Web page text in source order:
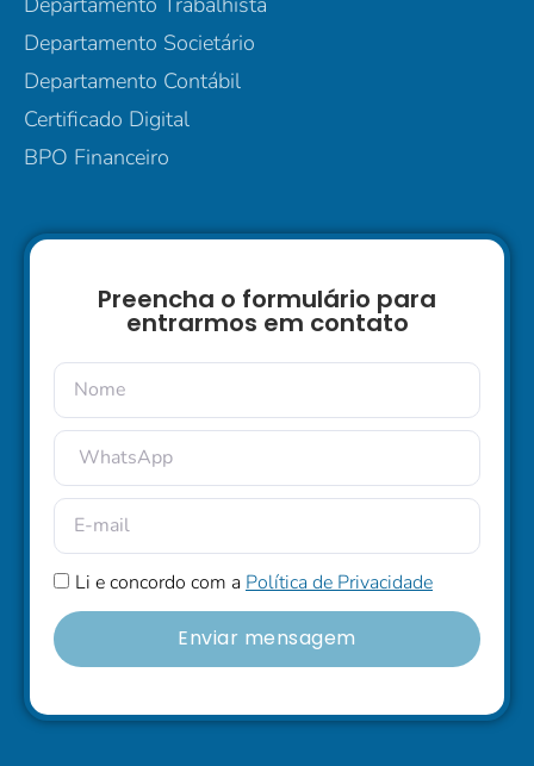
Departamento Societário
Departamento Contábil
Certificado Digital
BPO Financeiro
Preencha o formulário para
entrarmos em contato
Li e concordo com a Política de Privacidade
Enviar mensagem